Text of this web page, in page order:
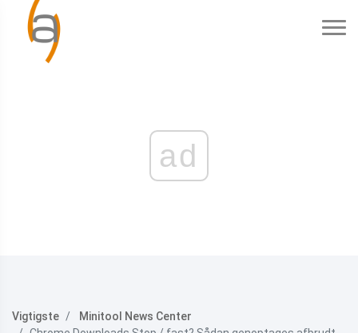
ad
Vigtigste
Minitool News Center